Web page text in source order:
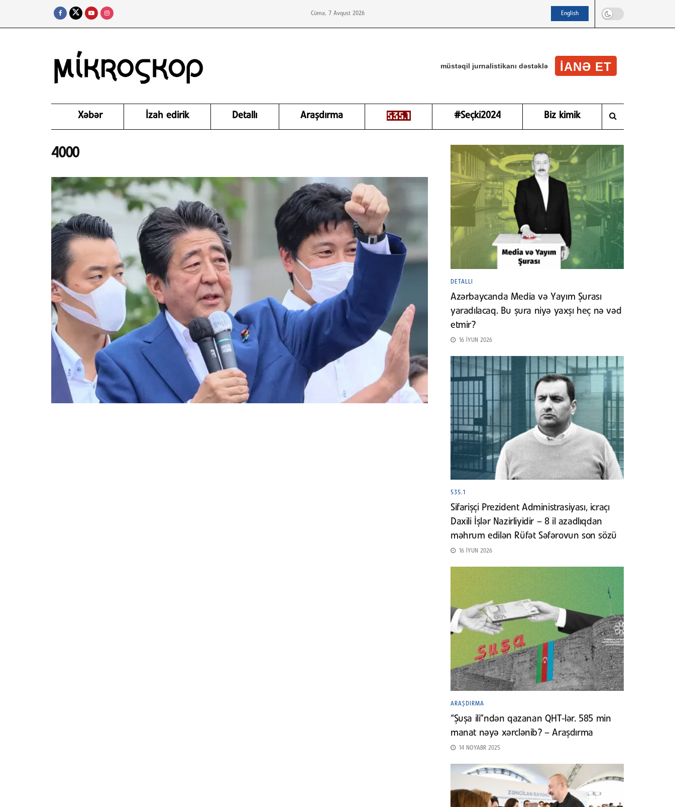
Cümə, 7 Avqust 2026 English
müstəqil jurnalistikanı dəstəklə IANƏ ET
Xəbər İzah edirik Detallı Araşdırma #Seçki2024 Biz kimik
4000
DETALLI
Azərbaycanda Media və Yayım Şurası
yaradılacaq. Bu şura niyə yaxşı heç nə vəd
etmir?
16 İYUN 2026
535.1
Sifarişçi Prezident Administrasiyası, icraçı
Daxili İşlər Nazirliyidir – 8 il azadlıqdan
məhrum edilən Rüfət Səfərovun son sözü
16 İYUN 2026
ARAŞDIRMA
“Şuşa ili”ndən qazanan QHT-lər. 585 min
manat nəyə xərclənib? – Araşdırma
14 NOYABR 2025